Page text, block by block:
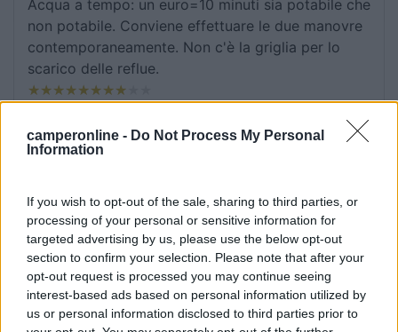
camperonline - Do Not Process My Personal
Information
If you wish to opt-out of the sale, sharing to third parties, or
processing of your personal or sensitive information for
targeted advertising by us, please use the below opt-out
section to confirm your selection. Please note that after your
opt-out request is processed you may continue seeing
interest-based ads based on personal information utilized by
us or personal information disclosed to third parties prior to
Acqua a tempo: un euro=10 minuti sia potabile che
non potabile. Conviene effettuare le due manovre
contemporaneamente. Non c'è la griglia per lo
scarico delle reflue.
Confermo tariffe, bidoni della spazzatura e servizi
vari come descritto. Posto alcune foto.
Consigliato